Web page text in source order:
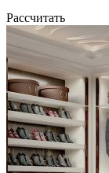
Рассчитать